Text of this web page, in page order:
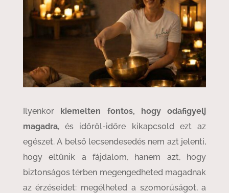
Ilyenkor kiemelten fontos, hogy odafigyelj
magadra, és időről-időre kikapcsold ezt az
egészet. A belső lecsendesedés nem azt jelenti,
hogy eltűnik a fájdalom, hanem azt, hogy
biztonságos térben megengedheted magadnak
az érzéseidet: megélheted a szomorúságot, a